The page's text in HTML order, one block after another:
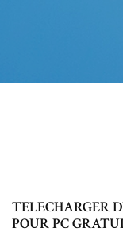
TELECHARGER
POUR PC